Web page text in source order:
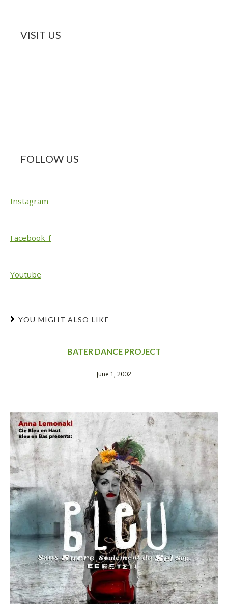
VISIT US
FOLLOW US
Instagram
Facebook-f
Youtube
YOU MIGHT ALSO LIKE
BATER DANCE PROJECT
June 1, 2002